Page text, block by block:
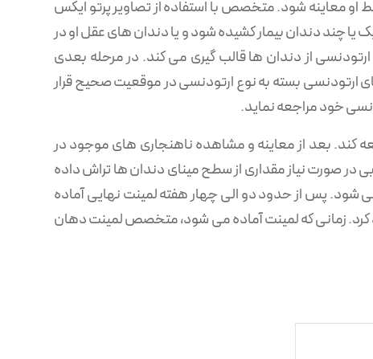
او معاینه شود. متخصص با استفاده از تصاویر پرتو ایکس
چند دندان بیمار کشیده شود و یا دندان های عقل او در
از دندان ها قالب گیری می کند. در مرحله بعدی
ارتودنسی بسته به نوع ارتودنسی در موقعیت صحیح قرار
خود مراجعه نماید.
کند. بعد از معاینه و مشاهده ناهنجاری های موجود در
در صورت نیاز مقداری از سطح مینای دندان ها تراش داده
شود. پس از حدود دو الی چهار هفته لمینت نهایی آماده
زمانی که لمینت آماده می‌ شود، متخصص لمینت دهان